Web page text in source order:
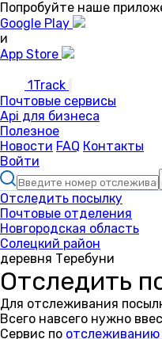
Попробуйте наше
Google Play
и
App Store
1Track
Почтовые сервисы
Api для бизнеса
Полезное
Новости FAQ Контакты
Войти
Отследить посылку
Почтовые отделения
Новгородская область
Солецкий район
деревня Теребуни
Отследить
Для отслеживания
Всего навсего нужно
Сервис по отслеживанию